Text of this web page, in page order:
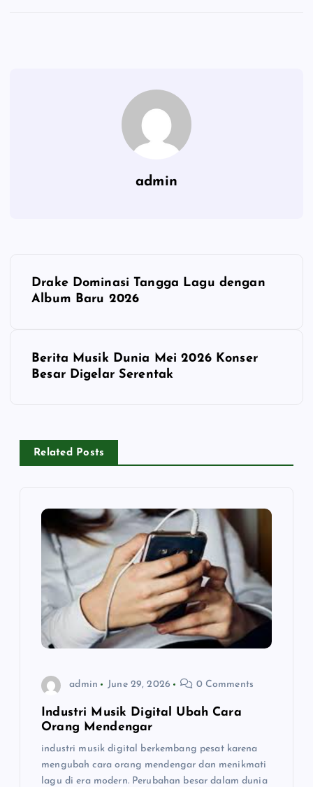
admin
a
v
Drake Dominasi Tangga Lagu dengan
Album Baru 2026
Berita Musik Dunia Mei 2026 Konser
Besar Digelar Serentak
Related Posts
admin June 29, 2026 0 Comments
Industri Musik Digital Ubah Cara
Orang Mendengar
industri musik digital berkembang pesat karena
mengubah cara orang mendengar dan menikmati
lagu di era modern. Perubahan besar dalam dunia